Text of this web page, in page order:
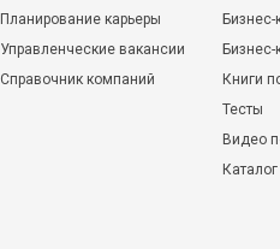
Планирование карьеры
Управленческие вакансии
Справочник компаний
Бизнес-
Книги
Тесты
Видео